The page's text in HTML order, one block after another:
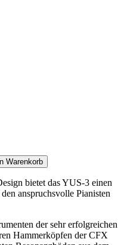
Warenkorb
bietet das YUS-3 einen
anspruchsvolle Pianisten
der sehr erfolgreichen
Hammerköpfen der CFX